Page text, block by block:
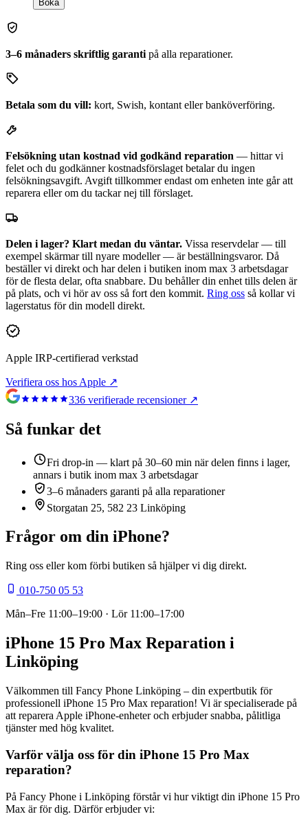
Boka
3–6 månaders skriftlig garanti på alla reparationer.
Betala som du vill: kort, Swish, kontant eller banköverföring.
Felsökning utan kostnad vid godkänd reparation — hittar vi
felet och du godkänner kostnadsförslaget betalar du ingen
felsökningsavgift. Avgift tillkommer endast om enheten inte går att
reparera eller om du tackar nej till förslaget.
Delen i lager? Klart medan du väntar. Vissa reservdelar — till
exempel skärmar till nyare modeller — är beställningsvaror. Då
beställer vi direkt och har delen i butiken inom max 3 arbetsdagar
för de flesta delar, ofta snabbare. Du behåller din enhet tills delen är
på plats, och vi hör av oss så fort den kommit. Ring oss så kollar vi
lagerstatus för din modell direkt.
Apple IRP-certifierad verkstad
Verifiera oss hos Apple ↗
336 verifierade recensioner ↗
Så funkar det
Fri drop-in — klart på 30–60 min när delen finns i lager,
annars i butik inom max 3 arbetsdagar
3–6 månaders garanti på alla reparationer
Storgatan 25, 582 23 Linköping
Frågor om din iPhone?
Ring oss eller kom förbi butiken så hjälper vi dig direkt.
010-750 05 53
Mån–Fre 11:00–19:00 · Lör 11:00–17:00
iPhone 15 Pro Max Reparation i
Linköping
Välkommen till Fancy Phone Linköping – din expertbutik för
professionell iPhone 15 Pro Max reparation! Vi är specialiserade på
att reparera Apple iPhone-enheter och erbjuder snabba, pålitliga
tjänster med hög kvalitet.
Varför välja oss för din iPhone 15 Pro Max
reparation?
På Fancy Phone i Linköping förstår vi hur viktigt din iPhone 15 Pro
Max är för dig. Därför erbjuder vi: